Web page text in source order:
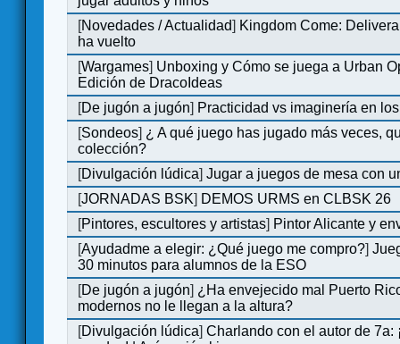
[Novedades / Actualidad] Kingdom Come:
ha vuelto
[Wargames] Unboxing y Cómo se juega a Urban
Edición de DracoIdeas
[De jugón a jugón] Practicidad vs imaginería en
[Sondeos] ¿ A qué juego has jugado más veces,
colección?
[Divulgación lúdica]Jugar a juegos de mesa con
[JORNADAS BSK] DEMOS URMS en CLBSK 26
[Pintores, escultores y artistas] Pintor Alicante y
[Ayudadme a elegir: ¿Qué juego me compro?]
30 minutos para alumnos de la ESO
[De jugón a jugón] ¿Ha envejecido mal Puerto
modernos no le llegan a la altura?
[Divulgación lúdica]Charlando con el autor de 7a: